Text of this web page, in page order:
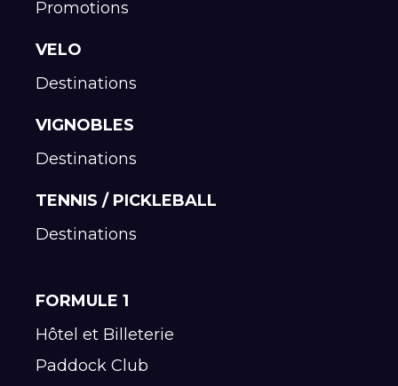
Promotions
VELO
Destinations
VIGNOBLES
Destinations
TENNIS / PICKLEBALL
Destinations
FORMULE 1
Hôtel et Billeterie
Paddock Club